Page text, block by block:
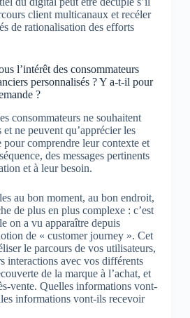
client multicanaux et recéler
de rationalisation des efforts
l’intérêt des consommateurs
personnalisés ? Y a-t-il pour
?
consommateurs ne souhaitent
et ne peuvent qu’apprécier les
pour comprendre leur contexte et
des messages pertinents
et à leur besoin.
au bon moment, au bon endroit,
de plus en plus complexe : c’est
on a vu apparaître depuis
de « customer journey ». Cet
le parcours de vos utilisateurs,
interactions avec vos différents
de la marque à l’achat, et
vente. Quelles informations vont-
informations vont-ils recevoir